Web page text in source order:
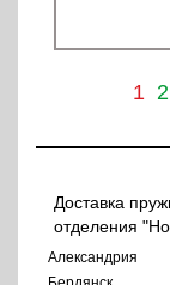
1 2
Доставка
отделения
Александрия